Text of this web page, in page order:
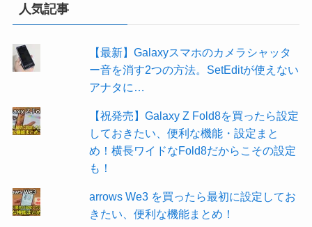
人気記事
【最新】Galaxyスマホのカメラシャッタ
ー音を消す2つの方法。SetEditが使えない
アナタに…
【祝発売】Galaxy Z Fold8を買ったら設定
しておきたい、便利な機能・設定まと
め！横長ワイドなFold8だからこその設定
も！
arrows We3 を買ったら最初に設定してお
きたい、便利な機能まとめ！